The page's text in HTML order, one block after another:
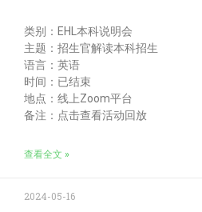
类别：EHL本科说明会
主题：招生官解读本科招生
语言：英语
时间：已结束
地点：线上Zoom平台
备注：点击查看活动回放
查看全文 »
2024-05-16